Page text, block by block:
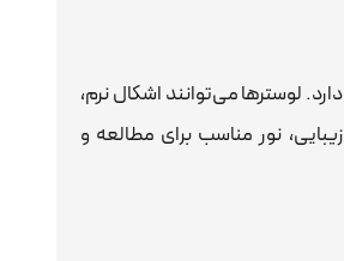
لوسترها می‌توانند اشکال نرم،
نور مناسب برای مطالعه و